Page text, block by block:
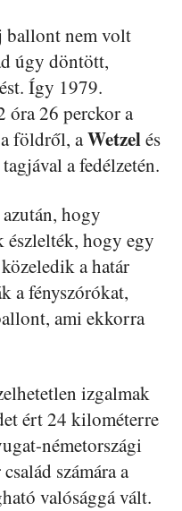
ballont nem volt
úgy döntött,
Így 1979.
óra 26 perckor a
földről, aWetzelés
a fedélzetén.
hogy
észlelték, hogy egy
a határ
a fényszórókat,
ami ekkorra
izgalmak
ért 24 kilométerre
németországi
számára a
valósággá vált.